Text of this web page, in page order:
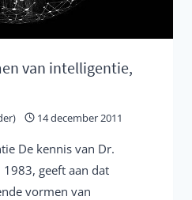
van intelligentie,
14 december 2011
De kennis van Dr.
geeft aan dat
vormen van